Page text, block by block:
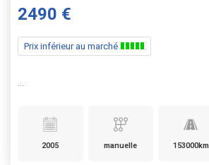
2490 €
Prix inférieur au marché
...
2005 manuelle 153000km